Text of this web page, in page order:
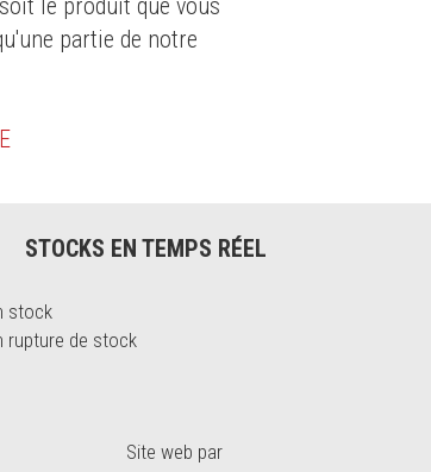
le produit que vous
partie de notre
STOCKS EN TEMPS RÉEL
stock
rupture de stock
Site web par